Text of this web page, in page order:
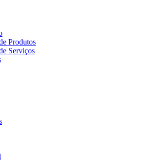
Produtos
Serviços